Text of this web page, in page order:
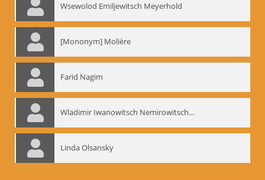
Wsewolod Emiljewitsch Meyerhold
[Mononym] Molière
Farid Nagim
Wladimir Iwanowitsch Nemirowitsch-Dantschenko
Linda Olsansky